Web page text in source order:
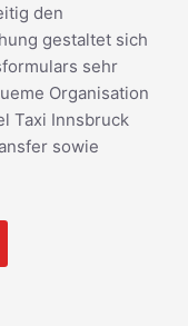
den
gestaltet sich
sehr
Organisation
Taxi Innsbruck
sowie